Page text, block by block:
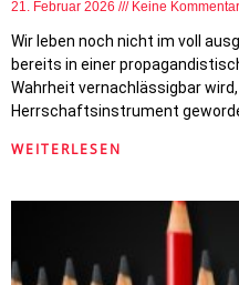
21. Februar 2026 Keine
Wir leben noch nicht im voll
bereits in einer
Wahrheit vernachlässigbar
Herrschaftsinstrument
WEITERLESEN